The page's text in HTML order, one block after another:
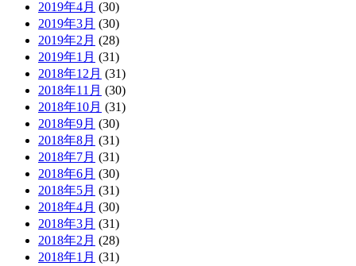
2019年4月 (30)
2019年3月 (30)
2019年2月 (28)
2019年1月 (31)
2018年12月 (31)
2018年11月 (30)
2018年10月 (31)
2018年9月 (30)
2018年8月 (31)
2018年7月 (31)
2018年6月 (30)
2018年5月 (31)
2018年4月 (30)
2018年3月 (31)
2018年2月 (28)
2018年1月 (31)